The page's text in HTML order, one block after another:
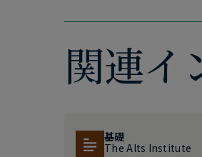
関連イ
基礎
The Alts Institute